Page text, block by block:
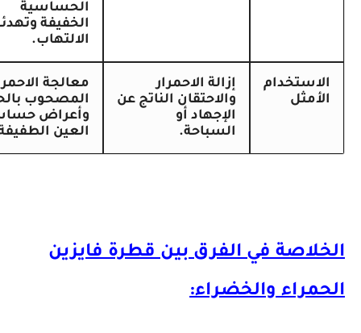
الحساسية
الخفيفة وتهدئة
الالتهاب.
إزالة
الاحمرار
والاحتقان الناتج عن
الإجهاد أو
السباحة.
معالجة الاحمرار
المصحوببالحكة
وأعراضحساسية
الطفيفة.
في الفرق بين قطرة فايزين
والخضراء: